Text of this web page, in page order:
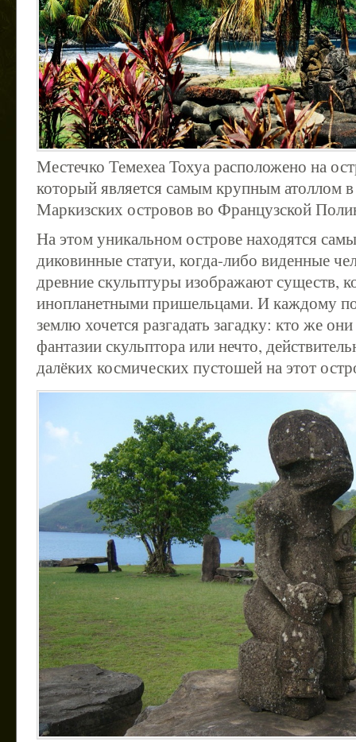
Местечко Темехеа Тохуа расположено на
который является самым крупным атоллом в
Маркизских островов во Французской
На этом уникальном острове находятся
диковинные статуи, когда-либо виденные
древние скульптуры изображают существ,
инопланетными пришельцами. И каждому
землю хочется разгадать загадку: кто же
фантазии скульптора или нечто,
далёких космических пустошей на этот